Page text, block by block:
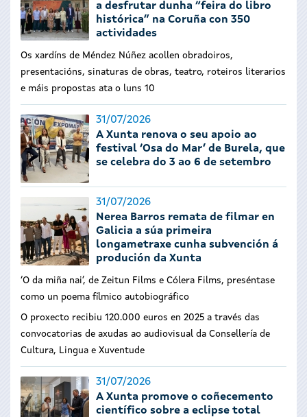
a desfrutar dunha “feira do libro
histórica” na Coruña con 350
actividades
Os xardíns de Méndez Núñez acollen obradoiros,
presentacións, sinaturas de obras, teatro, roteiros literarios
e máis propostas ata o luns 10
31/07/2026
A Xunta renova o seu apoio ao
festival ‘Osa do Mar’ de Burela, que
se celebra do 3 ao 6 de setembro
31/07/2026
Nerea Barros remata de filmar en
Galicia a súa primeira
longametraxe cunha subvención á
produción da Xunta
‘O da miña nai’, de Zeitun Films e Cólera Films, preséntase
como un poema fílmico autobiográfico
O proxecto recibiu 120.000 euros en 2025 a través das
convocatorias de axudas ao audiovisual da Consellería de
Cultura, Lingua e Xuventude
31/07/2026
A Xunta promove o coñecemento
científico sobre a eclipse total